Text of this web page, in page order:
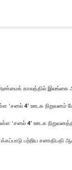
காலத்தில் இலங்கை
‘சனல் 4’ ஊடக நிறுவனம்
‘சனல் 4’ ஊடக
பற்றிய